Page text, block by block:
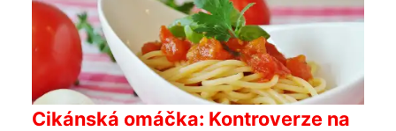
Cikánská omáčka: Kontroverze na